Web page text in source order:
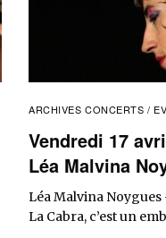
ARCHIVES CONCERTS /
Vendredi 17
Léa Malvina
Léa Malvina Noygues
La Cabra, c’est un